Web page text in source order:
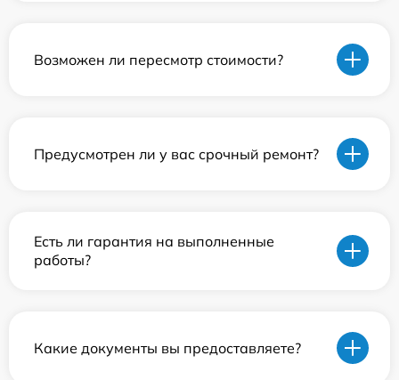
Возможен ли пересмотр стоимости?
Предусмотрен ли у вас срочный ремонт?
Есть ли гарантия на выполненные
работы?
Какие документы вы предоставляете?